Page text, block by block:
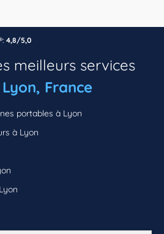
4,8/5,0
meilleurs services
Lyon, France
portables à Lyon
à Lyon